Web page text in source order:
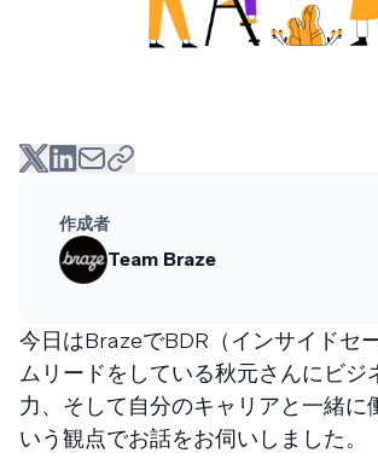
作成者
Team Braze
今日はBrazeでBDR（インサイドセ
ムリードをしている秋元さんにビジ
力、そして自分のキャリアと一緒に
いう観点でお話をお伺いしました。